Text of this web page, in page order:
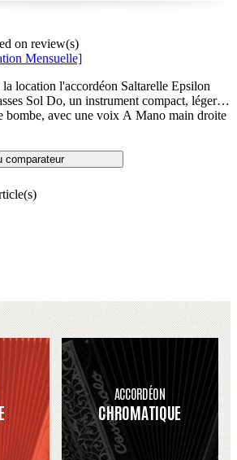
on review(s)
Mensuelle]
location l'accordéon Saltarelle Epsilon
Sol Do, un instrument compact, léger,
bombe, avec une voix A Mano main droite
unique.
régulièrement.
comparateur
ACCORDÉON
CHROMATIQUE